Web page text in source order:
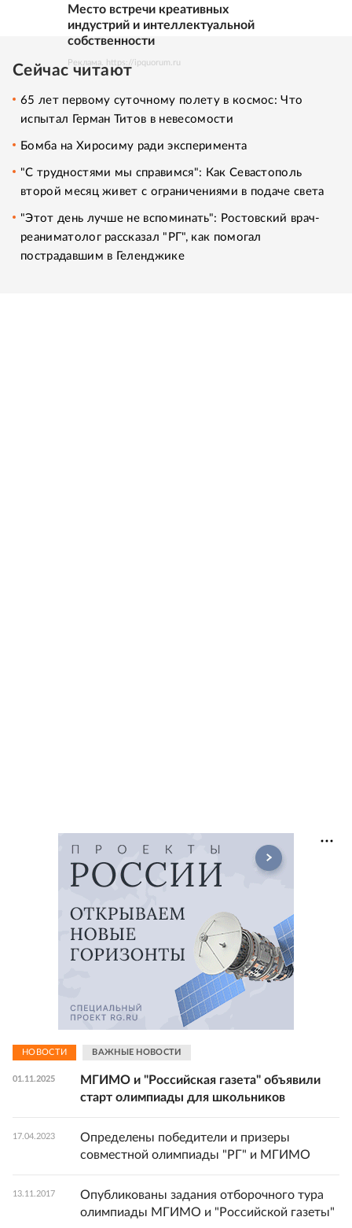
Место встречи креативных
индустрий и интеллектуальной
собственности
Реклама. https://ipquorum.ru
Сейчас читают
65 лет первому суточному полету в космос: Что
испытал Герман Титов в невесомости
Бомба на Хиросиму ради эксперимента
"С трудностями мы справимся": Как Севастополь
второй месяц живет с ограничениями в подаче света
"Этот день лучше не вспоминать": Ростовский врач-
реаниматолог рассказал "РГ", как помогал
пострадавшим в Геленджике
НОВОСТИ ВАЖНЫЕ НОВОСТИ
01.11.2025
МГИМО и "Российская газета" объявили
старт олимпиады для школьников
17.04.2023
Определены победители и призеры
совместной олимпиады "РГ" и МГИМО
13.11.2017
Опубликованы задания отборочного тура
олимпиады МГИМО и "Российской газеты"